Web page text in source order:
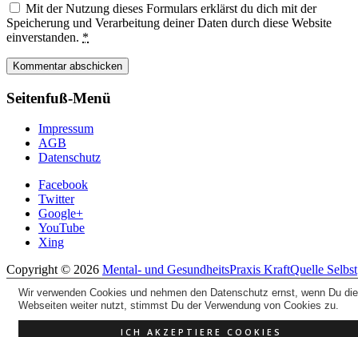
Wir verwenden Cookies und nehmen den Datenschutz ernst, wenn Du
Webseiten weiter nutzt, stimmst Du der Verwendung von Cookies zu.
ICH AKZEPTIERE COOKIES
Mit der Nutzung dieses Formulars erklärst du dich mit der
Speicherung und Verarbeitung deiner Daten durch diese Website
einverstanden. *
Seitenfuß-Menü
Impressum
AGB
Datenschutz
Facebook
Twitter
Google+
YouTube
Xing
Copyright © 2026 Mental- und GesundheitsPraxis KraftQuelle Selbst
Theme: Catch Evolution by Catch Themes
Mitgliederbereich mitDigiMember